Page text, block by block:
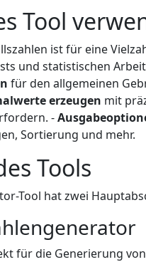
Tool
ist für eine
und statistischen
für den allgemeinen
erzeugen mit
-
Sortierung und mehr.
Tools
Tool hat zwei
für die Generierung